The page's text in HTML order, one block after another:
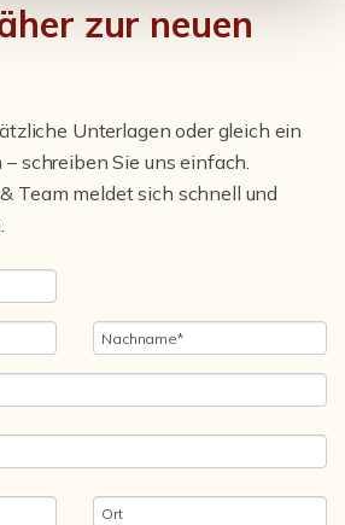
zur neuen
Unterlagen oder gleich ein
schreiben Sie uns einfach.
Team meldet sich schnell und